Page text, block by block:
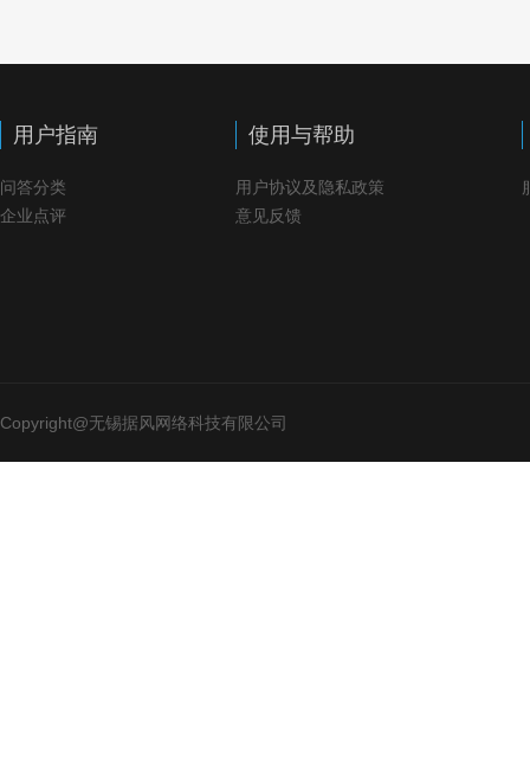
用户指南
问答分类
企业点评
使用与帮助
用户协议及隐私政策
意见反馈
Copyright@无锡据风网络科技有限公司